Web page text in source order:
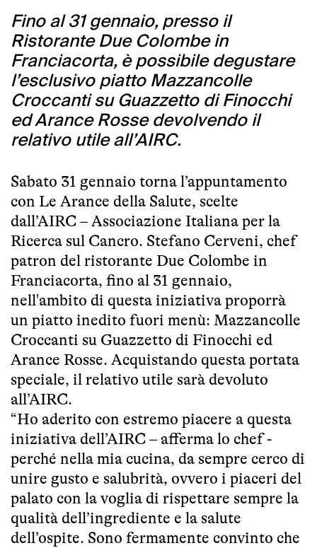
Fino al 31 gennaio, presso il
Ristorante Due Colombe in
Franciacorta, è possibile degustare
l’esclusivo piatto Mazzancolle
Croccanti su Guazzetto di Finocchi
ed Arance Rosse devolvendo il
relativo utile all’AIRC.
Sabato 31 gennaio torna l’appuntamento
con Le Arance della Salute, scelte
dall’AIRC – Associazione Italiana per la
Ricerca sul Cancro. Stefano Cerveni, chef
patron del ristorante Due Colombe in
Franciacorta, fino al 31 gennaio,
nell'ambito di questa iniziativa proporrà
un piatto inedito fuori menù: Mazzancolle
Croccanti su Guazzetto di Finocchi ed
Arance Rosse. Acquistando questa portata
speciale, il relativo utile sarà devoluto
all’AIRC.
“Ho aderito con estremo piacere a questa
iniziativa dell’AIRC – afferma lo chef -
perché nella mia cucina, da sempre cerco di
unire gusto e salubrità, ovvero i piaceri del
palato con la voglia di rispettare sempre la
qualità dell’ingrediente e la salute
dell’ospite. Sono fermamente convinto che